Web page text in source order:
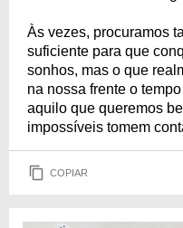
Às vezes, procuramos
suficiente para que
sonhos, mas o que
na nossa frente o
aquilo que queremos
impossíveis tomem
COPIAR